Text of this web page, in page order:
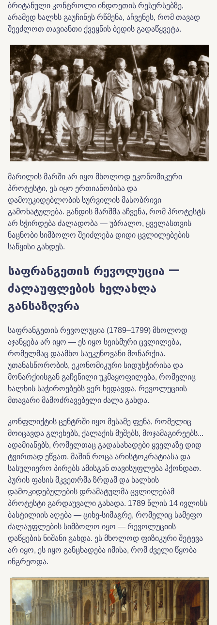
ბრიტანული კონტროლი ინდოეთის რესურსებზე,
არამედ ხალხს გაუჩინეს რწმენა, აჩვენეს, რომ თავად
შეეძლოთ თავიანთი ქვეყნის ბედის გადაწყვეტა.
მარილის მარში არ იყო მხოლოდ ეკონომიკური
პროტესტი, ეს იყო ერთიანობისა და
დამოუკიდებლობის სურვილის მასობრივი
გამოხატულება. განდის მარშმა აჩვენა, რომ პროტესტს
არ სჭირდება ძალადობა — უბრალო, ყველასთვის
ნაცნობი სიმბოლო შეიძლება დიდი ცვლილებების
საწყისი გახდეს.
საფრანგეთის რევოლუცია —
ძალაუფლების ხელახლა
განსაზღვრა
საფრანგეთის რევოლუცია (1789–1799) მხოლოდ
აჯანყება არ იყო — ეს იყო სეისმური ცვლილება,
რომელმაც დაამხო საუკუნოვანი მონარქია.
უთანასწორობის, ეკონომიკური სიდუხჭირისა და
მონარქიისგან გაჩენილი უკმაყოფილება, რომელიც
ხალხის საჭიროებებს ვერ ხედავდა, რევოლუციის
მთავარი მამოძრავებელი ძალა გახდა.
კონფლიქტის ცენტრში იყო მესამე ფენა, რომელიც
მოიცავდა გლეხებს, ქალაქის მუშებს, მოჯამაგირეებს...
ადამიანებს, რომელთაც გადასახადები ყველაზე დიდ
ტვირთად ეწვათ. მაშინ როცა არისტოკრატიასა და
სასულიერო პირებს ამისგან თავისუფლება ჰქონდათ.
პურის ფასის მკვეთრმა ზრდამ და ხალხის
დამოკიდებულების დრამატულმა ცვლილებამ
პროტესტი გარდაუვალი გახადა. 1789 წლის 14 ივლისს
ბასტილიის აღება — ციხე-სიმაგრე, რომელიც სამეფო
ძალაუფლების სიმბოლო იყო — რევოლუციის
დაწყების ნიშანი გახდა. ეს მხოლოდ ფიზიკური შეტევა
არ იყო, ეს იყო განცხადება იმისა, რომ ძველი წყობა
ინგრეოდა.